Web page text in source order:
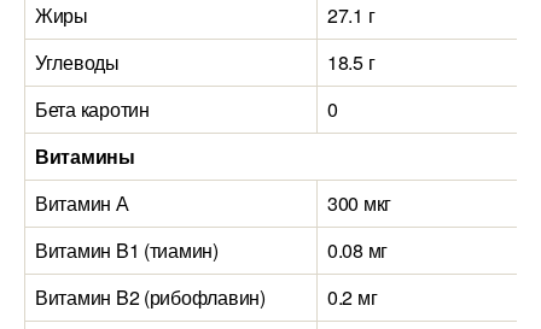
Жиры
27.1 г
Углеводы
18.5 г
Бета каротин
0
Витамины
Витамин А
300 мкг
Витамин B1 (тиамин)
0.08 мг
Витамин B2 (рибофлавин)
0.2 мг